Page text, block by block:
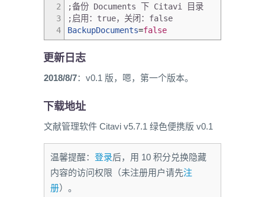
2
3
4
;备份 Documents 下 Citavi 目录
;启用：true，关闭：false
BackupDocuments=false
更新日志
2018/8/7：v0.1 版，嗯，第一个版本。
下载地址
文献管理软件 Citavi v5.7.1 绿色便携版 v0.1
温馨提醒： 登录后，用 10 积分兑换隐藏
内容的访问权限（未注册用户请先注
册）。